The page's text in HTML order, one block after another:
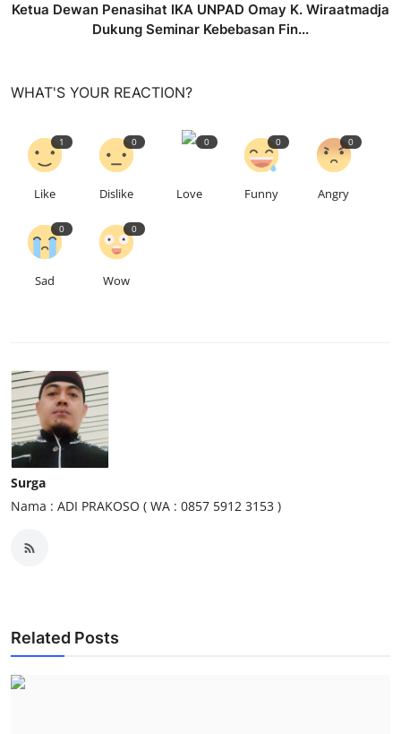
Ketua Dewan Penasihat IKA UNPAD Omay K. Wiraatmadja
Dukung Seminar Kebebasan Fin...
WHAT'S YOUR REACTION?
1
Like
0
Dislike
0
Love
0
Funny
0
Angry
0
Sad
0
Wow
Surga
Nama : ADI PRAKOSO ( WA : 0857 5912 3153 )
Related Posts